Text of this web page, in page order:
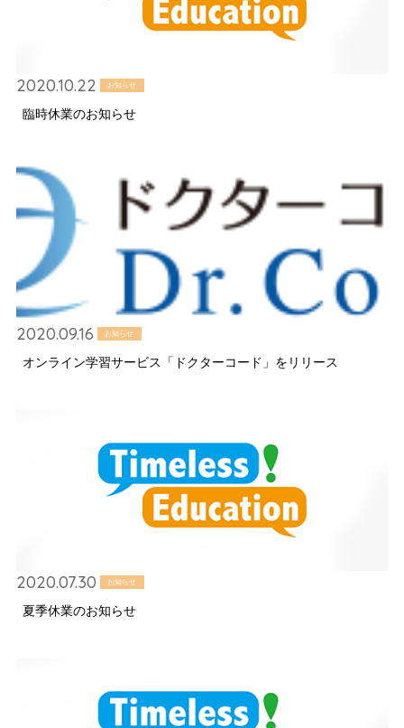
2020.10.22 お知らせ
臨時休業のお知らせ
2020.09.16 お知らせ
オンライン学習サービス「ドクターコード」をリリース
2020.07.30 お知らせ
夏季休業のお知らせ